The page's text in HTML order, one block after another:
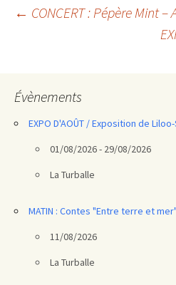
Navigation
← CONCERT : Pépère Mint –
Évènements
EXPO D'AOÛT / Exposition de Liloo-
01/08/2026 - 29/08/2026
La Turballe
MATIN : Contes "Entre terre et mer"
11/08/2026
La Turballe